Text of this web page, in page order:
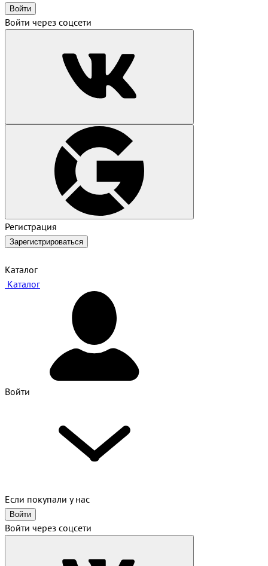
Войти
Войти через соцсети
Регистрация
Зарегистрироваться
Каталог
Каталог
Войти
Если покупали у нас
Войти
Войти через соцсети